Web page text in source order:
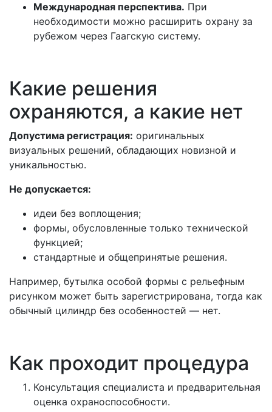
Международная перспектива. При
необходимости можно расширить охрану за
рубежом через Гаагскую систему.
Какие решения
охраняются, а какие нет
Допустима регистрация: оригинальных
визуальных решений, обладающих новизной и
уникальностью.
Не допускается:
идеи без воплощения;
формы, обусловленные только технической
функцией;
стандартные и общепринятые решения.
Например, бутылка особой формы с рельефным
рисунком может быть зарегистрирована, тогда как
обычный цилиндр без особенностей — нет.
Как проходит процедура
Консультация специалиста и предварительная
оценка охраноспособности.